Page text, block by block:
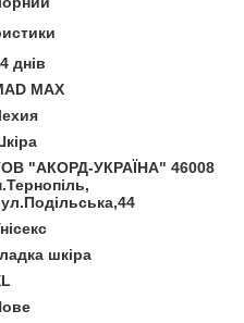
днів
MAX
"АКОРД-УКРАЇНА" 46008
шкіра